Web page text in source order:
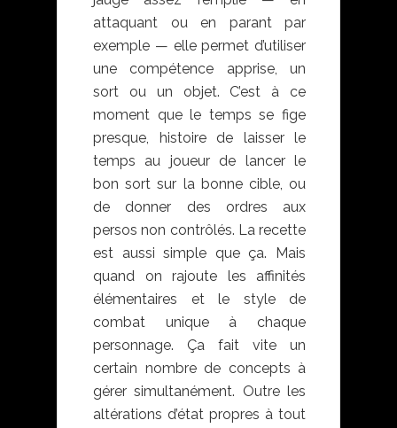
attaquant ou en parant par
exemple — elle permet d’utiliser
une compétence apprise, un
sort ou un objet. C’est à ce
moment que le temps se fige
presque, histoire de laisser le
temps au joueur de lancer le
bon sort sur la bonne cible, ou
de donner des ordres aux
persos non contrôlés. La recette
est aussi simple que ça. Mais
quand on rajoute les affinités
élémentaires et le style de
combat unique à chaque
personnage. Ça fait vite un
certain nombre de concepts à
gérer simultanément. Outre les
altérations d’état propres à tout